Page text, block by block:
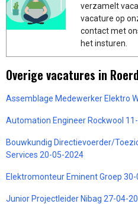
verzamelt
vacature op
contact met
het insturen.
Overige vacatures in
Assemblage Medewerker Elektro
Automation Engineer Rockwool
Bouwkundig Directievoerder/
Services 20-05-2024
Elektromonteur Eminent Groep
Junior Projectleider Nibag 27-04-